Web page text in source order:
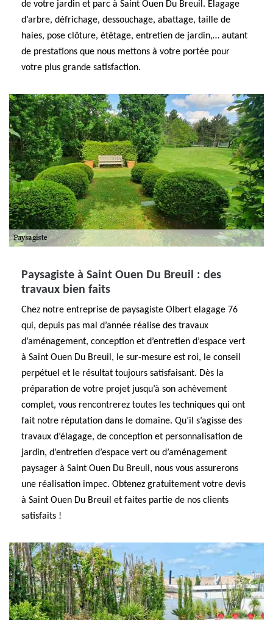
de votre jardin et parc à Saint Ouen Du Breuil. Élagage
d’arbre, défrichage, dessouchage, abattage, taille de
haies, pose clôture, étêtage, entretien de jardin,… autant
de prestations que nous mettons à votre portée pour
votre plus grande satisfaction.
Paysagiste à Saint Ouen Du Breuil : des
travaux bien faits
Chez notre entreprise de paysagiste Olbert elagage 76
qui, depuis pas mal d’année réalise des travaux
d’aménagement, conception et d’entretien d’espace vert
à Saint Ouen Du Breuil, le sur-mesure est roi, le conseil
perpétuel et le résultat toujours satisfaisant. Dès la
préparation de votre projet jusqu’à son achèvement
complet, vous rencontrerez toutes les techniques qui ont
fait notre réputation dans le domaine. Qu’il s’agisse des
travaux d’élagage, de conception et personnalisation de
jardin, d’entretien d’espace vert ou d’aménagement
paysager à Saint Ouen Du Breuil, nous vous assurerons
une réalisation impec. Obtenez gratuitement votre devis
à Saint Ouen Du Breuil et faites partie de nos clients
satisfaits !